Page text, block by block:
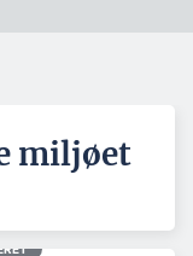
miljøet